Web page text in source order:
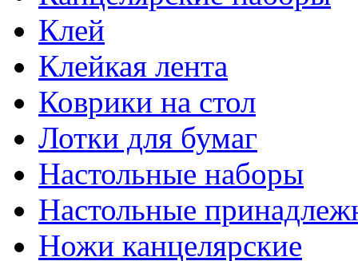
Клей
Клейкая лента
Коврики на стол
Лотки для бумаг
Настольные наборы
Настольные
Ножи канцелярские